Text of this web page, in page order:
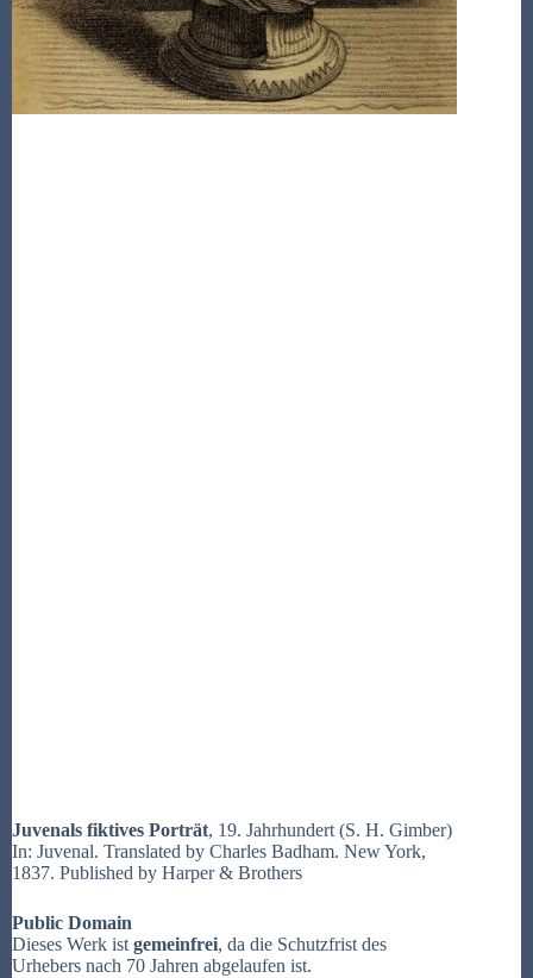
Juvenals fiktives Porträt, 19. Jahrhundert (S. H. Gimber)
In: Juvenal. Translated by Charles Badham. New York,
1837. Published by Harper & Brothers
Public Domain
Dieses Werk ist gemeinfrei, da die Schutzfrist des
Urhebers nach 70 Jahren abgelaufen ist.